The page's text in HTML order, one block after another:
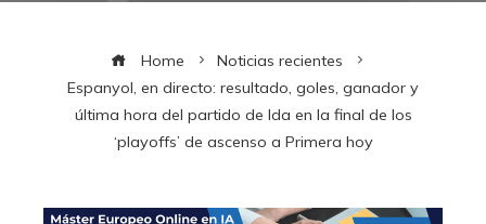
Home
Noticias recientes
Espanyol, en directo: resultado, goles, ganador y
última hora del partido de Ida en la final de los
‘playoffs’ de ascenso a Primera hoy